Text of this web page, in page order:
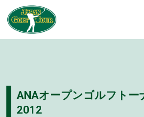
ANAオープンゴルフトー
2012